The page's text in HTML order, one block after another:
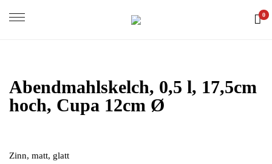
0
Abendmahlskelch, 0,5 l, 17,5cm
hoch, Cupa 12cm Ø
Zinn, matt, glatt